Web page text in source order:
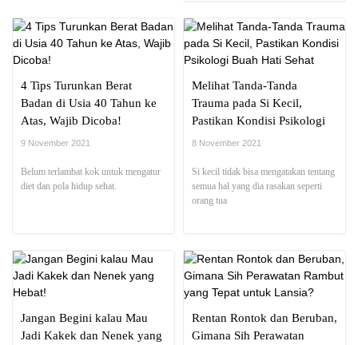
4 Tips Turunkan Berat
Badan di Usia 40 Tahun ke
Atas, Wajib Dicoba!
9 November 2021
Belum terlambat kok untuk mengatur
diet dan pola hidup sehat.
Melihat Tanda-Tanda
Trauma pada Si Kecil,
Pastikan Kondisi Psikologi
Buah Hati Sehat
8 November 2021
Si kecil tidak bisa mengatakan tentang
semua hal yang dia rasakan seperti
orang tua
Jangan Begini kalau Mau
Jadi Kakek dan Nenek yang
Rentan Rontok dan Beruban,
Gimana Sih Perawatan